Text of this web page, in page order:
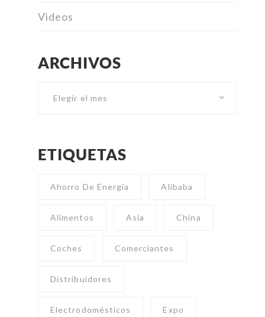
Videos
ARCHIVOS
ETIQUETAS
Ahorro De Energía Alibaba
Alimentos Asia China
Coches Comerciantes
Distribuidores
Electrodomésticos Expo